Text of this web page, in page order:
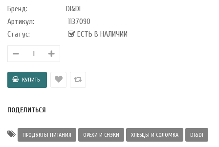
с
75 мл
Бренд:
DI&DI
Артикул:
1137090
Статус:
ЕСТЬ В НАЛИЧИИ
ПОДЕЛИТЬСЯ
ПРОДУКТЫ ПИТАНИЯ ОРЕХИ И СНЭКИ ХЛЕБЦЫ И СОЛОМКА DI&DI